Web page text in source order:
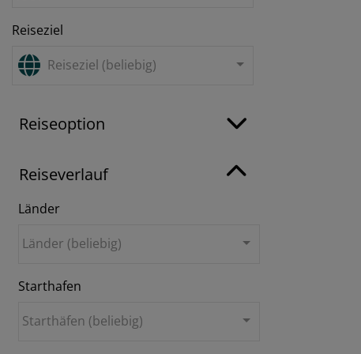
Reiseziel
Reiseziel (beliebig)
Reiseoption
Reiseverlauf
Länder
Länder (beliebig)
Starthafen
Starthäfen (beliebig)